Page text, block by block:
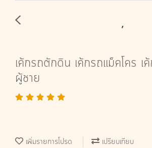
เค้กรถตักดิน เค้กรถแม็คโคร เ
ผู้ชาย
เพิ่มรายการโปรด เปรียบเทียบ